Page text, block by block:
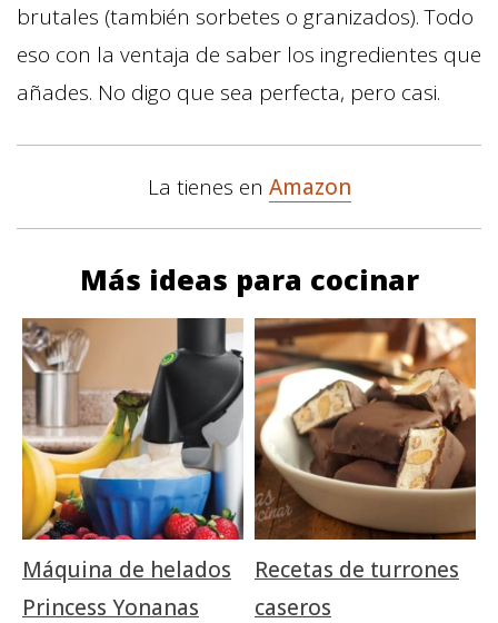
brutales (también sorbetes o granizados). Todo
eso con la ventaja de saber los ingredientes que
añades. No digo que sea perfecta, pero casi.
La tienes en Amazon
Más ideas para cocinar
Máquina de helados
Princess Yonanas
Recetas de turrones
caseros